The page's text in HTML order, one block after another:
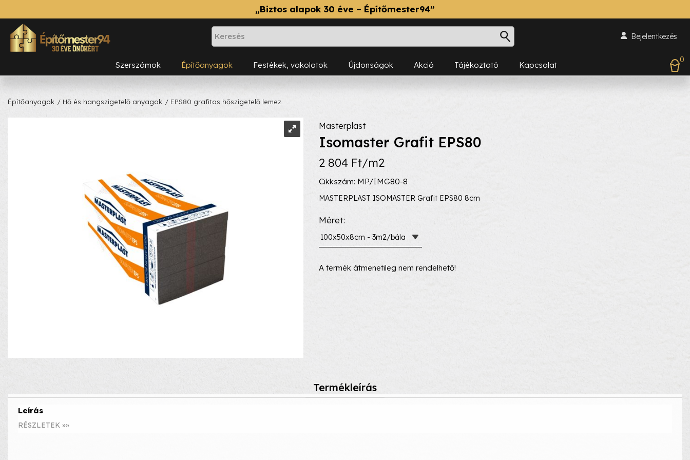
„Biztos alapok 30 éve – Építőmester94”
Bejelentkezés
Szerszámok Építőanyagok Festékek, vakolatok Újdonságok Akció Tájékoztató Kapcsolat
0
Építőanyagok / Hő és hangszigetelő anyagok / EPS80 grafitos hőszigetelő lemez
Masterplast
Isomaster Grafit EPS80
2 804 Ft/m2
Cikkszám: MP/IMG80-8
MASTERPLAST ISOMASTER Grafit EPS80 8cm
Méret
100x50x8cm - 3m2/bála
A termék átmenetileg nem rendelhető!
Termékleírás
Leírás
RÉSZLETEK »»